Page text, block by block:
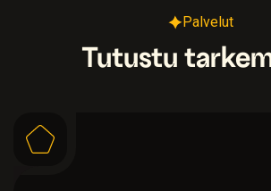
Palvelut
Tutustu